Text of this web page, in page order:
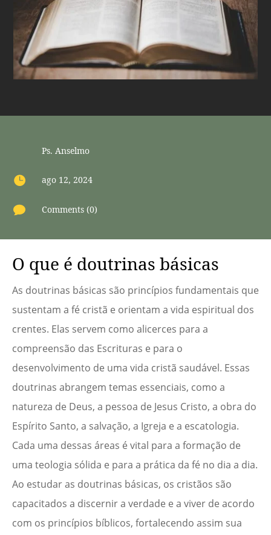
Ps. Anselmo
 ago 12, 2024
 Comments (0)
O que é doutrinas básicas
As doutrinas básicas são princípios fundamentais que
sustentam a fé cristã e orientam a vida espiritual dos
crentes. Elas servem como alicerces para a
compreensão das Escrituras e para o
desenvolvimento de uma vida cristã saudável. Essas
doutrinas abrangem temas essenciais, como a
natureza de Deus, a pessoa de Jesus Cristo, a obra do
Espírito Santo, a salvação, a Igreja e a escatologia.
Cada uma dessas áreas é vital para a formação de
uma teologia sólida e para a prática da fé no dia a dia.
Ao estudar as doutrinas básicas, os cristãos são
capacitados a discernir a verdade e a viver de acordo
com os princípios bíblicos, fortalecendo assim sua